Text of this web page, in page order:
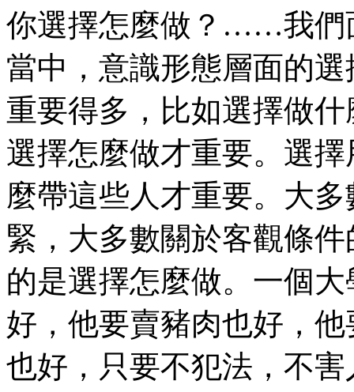
你選擇怎麼做？……我們
當中，意識形態層面的
重要得多，比如選擇做
選擇怎麼做才重要。選
麼帶這些人才重要。大
緊，大多數關於客觀條
的是選擇怎麼做。一個
好，他要賣豬肉也好，
也好，只要不犯法，不